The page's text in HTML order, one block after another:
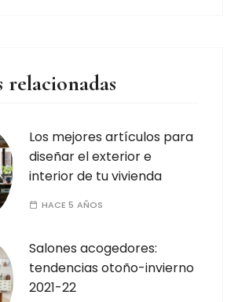
relacionadas
Los mejores artículos para
diseñar el exterior e
interior de tu vivienda
HACE 5 AÑOS
Salones acogedores:
tendencias otoño-invierno
2021-22